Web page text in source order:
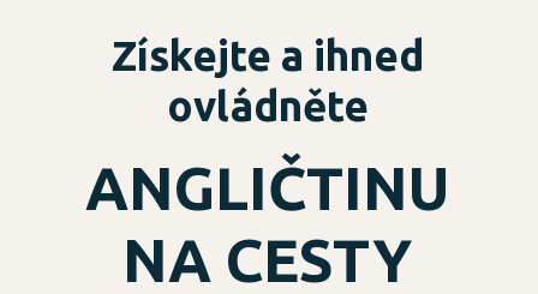
Získejte a ihned
ovládněte
ANGLIČTINU
NA CESTY